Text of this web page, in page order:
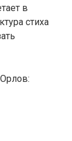
в
стиха